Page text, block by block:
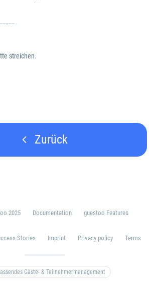
streichen.
Zurück
2025 Documentation guestoo Features
Stories Imprint Privacy policy Terms
Gäste- & Teilnehmermanagement